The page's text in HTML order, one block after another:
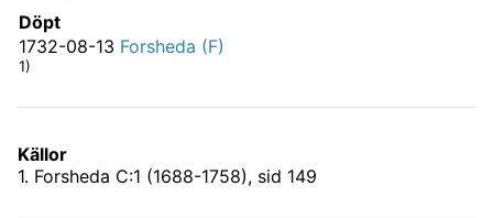
Döpt
1732-08-13 Forsheda (F)
1)
Källor
1. Forsheda C:1 (1688-1758), sid 149